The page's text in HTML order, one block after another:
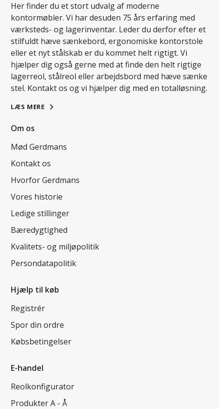
Her finder du et stort udvalg af moderne
kontormøbler. Vi har desuden 75 års erfaring med
værksteds- og lagerinventar. Leder du derfor efter et
stilfuldt hæve sænkebord, ergonomiske kontorstole
eller et nyt stålskab er du kommet helt rigtigt. Vi
hjælper dig også gerne med at finde den helt rigtige
lagerreol, stålreol eller arbejdsbord med hæve sænke
stel. Kontakt os og vi hjælper dig med en totalløsning.
LÆS MERE
Om os
Mød Gerdmans
Kontakt os
Hvorfor Gerdmans
Vores historie
Ledige stillinger
Bæredygtighed
Kvalitets- og miljøpolitik
Persondatapolitik
Hjælp til køb
Registrér
Spor din ordre
Købsbetingelser
E-handel
Reolkonfigurator
Produkter A - Å